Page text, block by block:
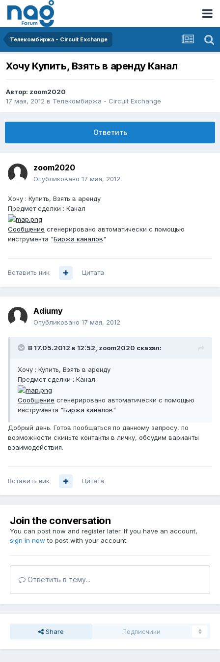
Телекомбиржа - Circuit Exchange
Хочу Купить, Взять в аренду Канал
Автор: zoom2020
17 мая, 2012 в Телекомбиржа - Circuit Exchange
Ответить
zoom2020
Опубликовано 17 мая, 2012
Хочу : Купить, Взять в аренду
Предмет сделки : Канал
Сообщение сгенерировано автоматически с помощью
инструмента "Биржа каналов"
Вставить ник Цитата
Adiumy
Опубликовано 17 мая, 2012
В 17.05.2012 в 12:52, zoom2020 сказал:
Хочу : Купить, Взять в аренду
Предмет сделки : Канал
Сообщение сгенерировано автоматически с помощью
инструмента "Биржа каналов"
Добрый день. Готов пообщаться по данному запросу, по
возможности скиньте контакты в личку, обсудим варианты
взаимодействия.
Вставить ник Цитата
Join the conversation
You can post now and register later. If you have an account,
sign in now to post with your account.
Ответить в тему...
Share Подписчики 0